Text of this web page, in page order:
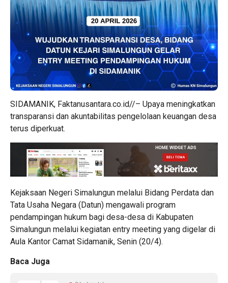
SIDAMANIK, Faktanusantara.co.id//– Upaya meningkatkan
transparansi dan akuntabilitas pengelolaan keuangan desa
terus diperkuat.
Kejaksaan Negeri Simalungun melalui Bidang Perdata dan
Tata Usaha Negara (Datun) mengawali program
pendampingan hukum bagi desa-desa di Kabupaten
Simalungun melalui kegiatan entry meeting yang digelar di
Aula Kantor Camat Sidamanik, Senin (20/4).
Baca Juga